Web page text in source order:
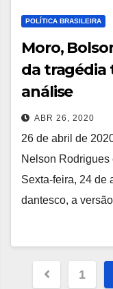
POLÍTICA BRASILEIRA
Moro,
da tragédia
análise
ABR 26, 2020
26 de abril de
Nelson
Sexta-feira, 24 de
dantesco, a
1